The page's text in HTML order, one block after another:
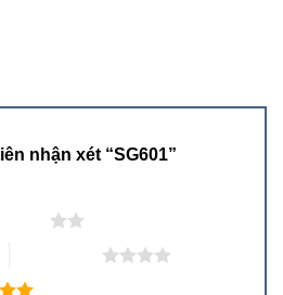
nhận xét “SG601”